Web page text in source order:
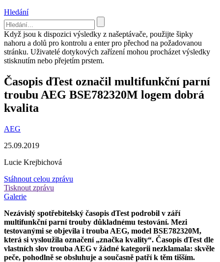
Hledání
Když jsou k dispozici výsledky z našeptávače, použijte šipky
nahoru a dolů pro kontrolu a enter pro přechod na požadovanou
stránku. Uživatelé dotykových zařízení mohou procházet výsledky
stisknutím nebo přejetím prstem.
Časopis dTest označil multifunkční parní
troubu AEG BSE782320M logem dobrá
kvalita
AEG
25.09.2019
Lucie Krejbichová
Stáhnout celou zprávu
Tisknout zprávu
Galerie
Nezávislý spotřebitelský časopis dTest podrobil v září
multifunkční parní trouby důkladnému testování. Mezi
testovanými se objevila i trouba AEG, model BSE782320M,
která si vysloužila označení „značka kvality“. Časopis dTest dle
vlastních slov trouba AEG v žádné kategorii nezklamala: skvěle
peče, pohodlně se obsluhuje a současně patří k těm tišším.